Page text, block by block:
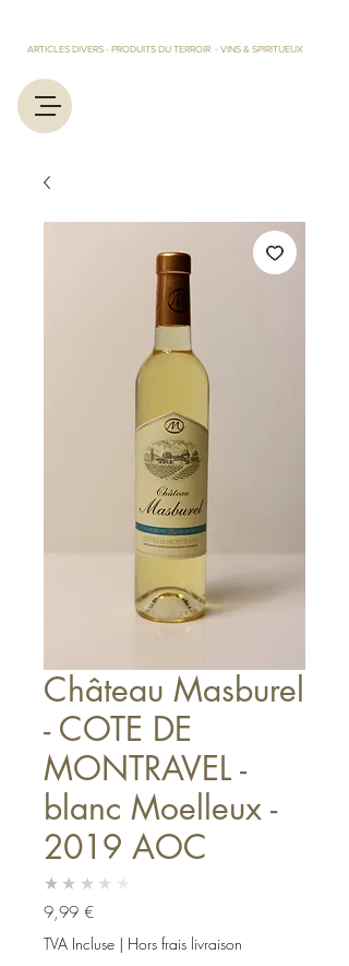
ARTICLES DIVERS - PRODUITS DU TERROIR - VINS & SPIRITUEUX
Château Masburel
- COTE DE
MONTRAVEL -
blanc Moelleux -
2019 AOC
★★★★★
9,99 €Prix
TVA Incluse | Hors frais livraison